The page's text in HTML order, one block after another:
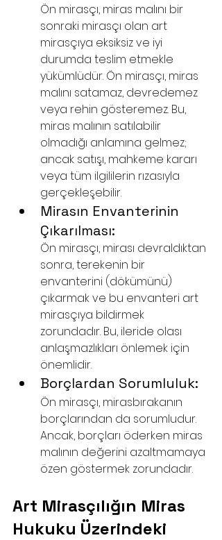
Ön mirasçı, miras malını bir
sonraki mirasçı olan art
mirasçıya eksiksiz ve iyi
durumda teslim etmekle
yükümlüdür. Ön mirasçı, miras
malını satamaz, devredemez
veya rehin gösteremez. Bu,
miras malının satılabilir
olmadığı anlamına gelmez;
ancak satışı, mahkeme kararı
veya tüm ilgililerin rızasıyla
gerçekleşebilir.
Mirasın Envanterinin
Çıkarılması:
Ön mirasçı, mirası devraldıktan
sonra, terekenin bir
envanterini (dökümünü)
çıkarmak ve bu envanteri art
mirasçıya bildirmek
zorundadır. Bu, ileride olası
anlaşmazlıkları önlemek için
önemlidir.
Borçlardan Sorumluluk:
Ön mirasçı, mirasbırakanın
borçlarından da sorumludur.
Ancak, borçları öderken miras
malının değerini azaltmamaya
özen göstermek zorundadır.
Art Mirasçılığın Miras
Hukuku Üzerindeki